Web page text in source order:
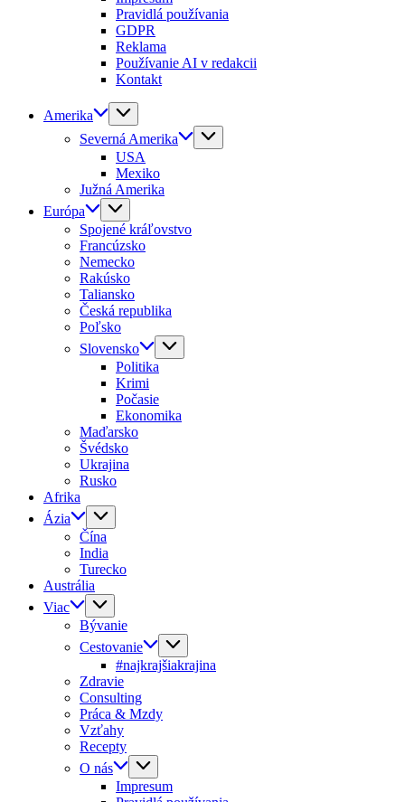
Pravidlá používania
GDPR
Reklama
Používanie AI v redakcii
Kontakt
Amerika
Severná Amerika
USA
Mexiko
Južná Amerika
Európa
Spojené kráľovstvo
Francúzsko
Nemecko
Rakúsko
Taliansko
Česká republika
Poľsko
Slovensko
Politika
Krimi
Počasie
Ekonomika
Maďarsko
Švédsko
Ukrajina
Rusko
Afrika
Ázia
Čína
India
Turecko
Austrália
Viac
Bývanie
Cestovanie
#najkrajšiakrajina
Zdravie
Consulting
Práca & Mzdy
Vzťahy
Recepty
O nás
Impresum